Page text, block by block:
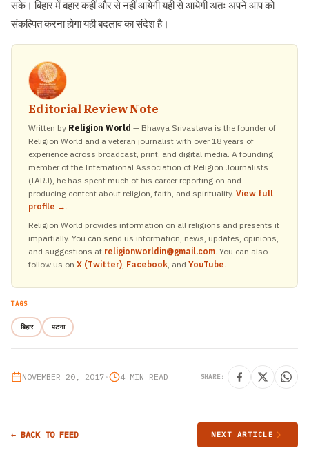
सके। बिहार में बहार कहीं और से नहीं आयेगी यही से आयेगी अतः अपने आप को
संकल्पित करना होगा यही बदलाव का संदेश है।
Editorial Review Note
Written by Religion World — Bhavya Srivastava is the founder of
Religion World and a veteran journalist with over 18 years of
experience across broadcast, print, and digital media. A founding
member of the International Association of Religion Journalists
(IARJ), he has spent much of his career reporting on and
producing content about religion, faith, and spirituality. View full
profile → .
Religion World provides information on all religions and presents it
impartially. You can send us information, news, updates, opinions,
and suggestions at religionworldin@gmail.com. You can also
follow us on X (Twitter), Facebook, and YouTube.
TAGS
बिहार पटना
NOVEMBER 20, 2017• 4 MIN READ SHARE:
← BACK TO FEED NEXT ARTICLE